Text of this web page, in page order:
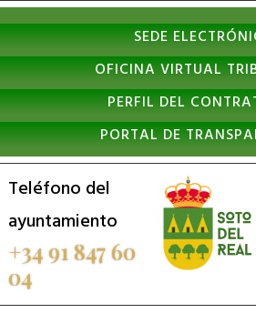
Nota:
este
sitio
web
incluye
un
sistema
de
accesibilidad.
SEDE
OFICINA VIRTUAL
PERFIL DEL
PORTAL DE
Teléfono del
ayuntamiento
+34 91 847 60
04